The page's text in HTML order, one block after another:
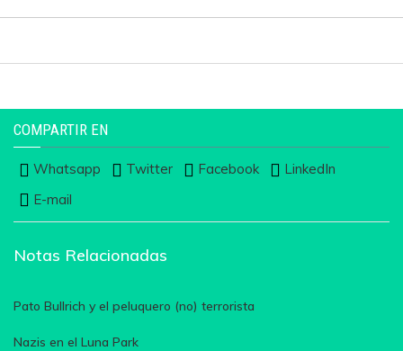
COMPARTIR EN
Whatsapp Twitter Facebook
LinkedIn
E-mail
Notas Relacionadas
Pato Bullrich y el peluquero (no) terrorista
Nazis en el Luna Park